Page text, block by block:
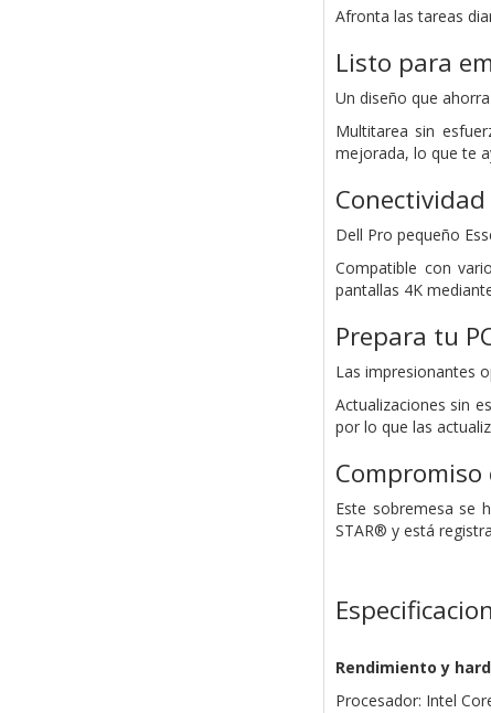
Afronta las tareas
Listo para
Un diseño que
Multitarea sin
mejorada, lo que te
Dell Pro pequeño
Compatible con
pantallas 4K
Prepara tu
Las impresionantes
Actualizaciones sin
por lo que las
Este sobremesa se
STAR® y está
Rendimiento y
Procesador: Intel